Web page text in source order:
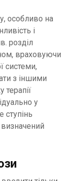
особливо на
і
розділ
враховуючи
системи,
з іншими
терапії
у